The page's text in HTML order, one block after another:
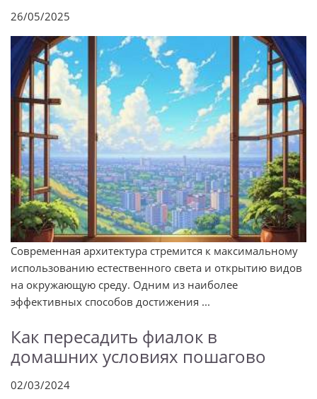
26/05/2025
Современная архитектура стремится к максимальному
использованию естественного света и открытию видов
на окружающую среду. Одним из наиболее
эффективных способов достижения ...
Как пересадить фиалок в
домашних условиях пошагово
02/03/2024